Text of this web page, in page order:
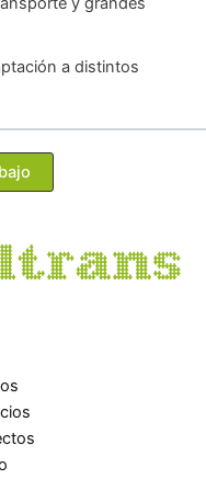
a distintos